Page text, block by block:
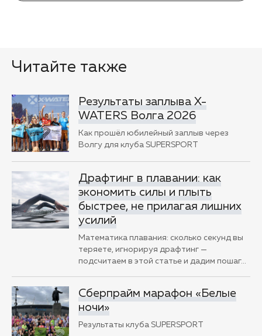
Читайте также
Результаты заплыва X-
WATERS Волга 2026
Как прошёл юбилейный заплыв через
Волгу для клуба SUPERSPORT
Драфтинг в плавании: как
экономить силы и плыть
быстрее, не прилагая лишних
усилий
Математика плавания: сколько секунд вы
теряете, игнорируя драфтинг —
подсчитаем в этой статье и дадим пошаг…
Сберпрайм марафон «Белые
ночи»
Результаты клуба SUPERSPORT